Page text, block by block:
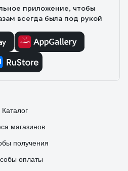
приложение, чтобы
всегда была под рукой
Каталог
магазинов
получения
оплаты